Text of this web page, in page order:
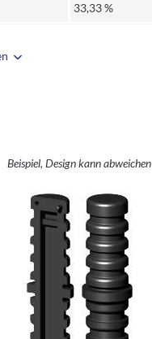
Beispiel, Design kann abweichen
33,33 %